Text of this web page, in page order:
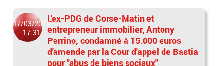
17/03/2022
17:31
L'ex-PDG de Corse-Matin et
entrepreneur immobilier, Antony
Perrino, condamné à 15.000 euros
d'amende par la Cour d'appel de Bastia
pour "abus de biens sociaux"